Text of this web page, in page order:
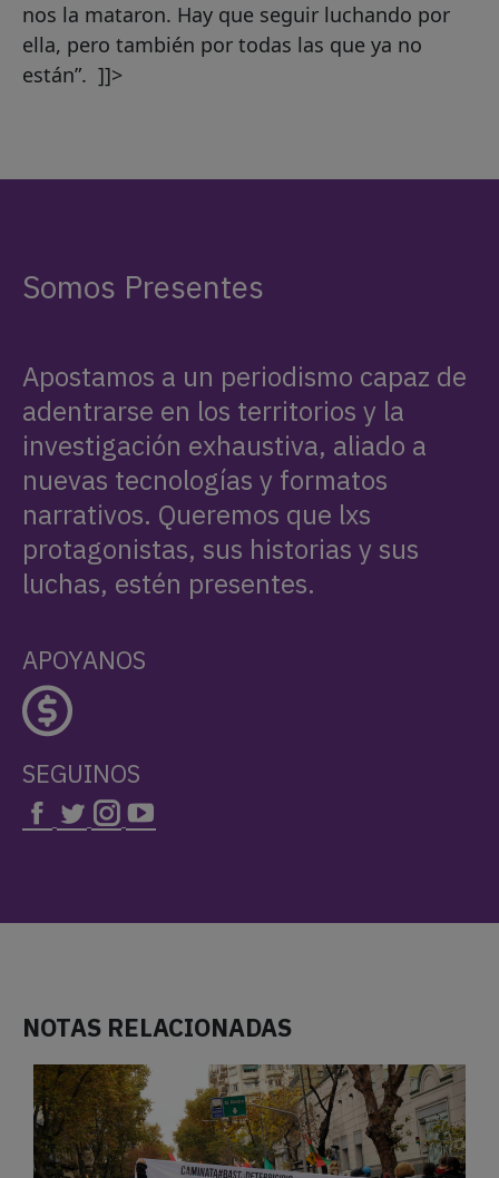
nos la mataron. Hay que seguir luchando por
ella, pero también por todas las que ya no
están”. ]]>
Somos Presentes
Apostamos a un periodismo capaz de
adentrarse en los territorios y la
investigación exhaustiva, aliado a
nuevas tecnologías y formatos
narrativos. Queremos que lxs
protagonistas, sus historias y sus
luchas, estén presentes.
APOYANOS
SEGUINOS
NOTAS RELACIONADAS